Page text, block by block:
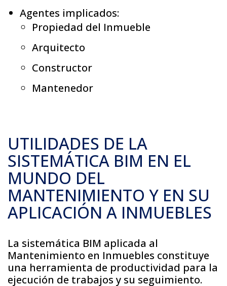
Agentes implicados:
Propiedad del Inmueble
Arquitecto
Constructor
Mantenedor
UTILIDADES DE LA
SISTEMÁTICA BIM EN EL
MUNDO DEL
MANTENIMIENTO Y EN SU
APLICACIÓN A INMUEBLES
La sistemática BIM aplicada al
Mantenimiento en Inmuebles constituye
una herramienta de productividad para la
ejecución de trabajos y su seguimiento.